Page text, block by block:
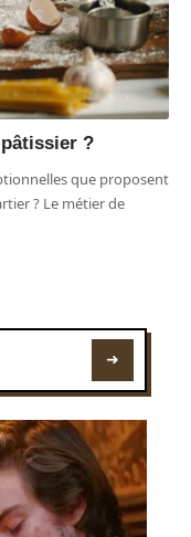
?
que proposent
? Le métier de